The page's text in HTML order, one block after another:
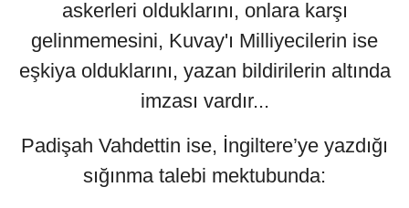
askerleri olduklarını, onlara karşı
gelinmemesini, Kuvay'ı Milliyecilerin ise
eşkiya olduklarını, yazan bildirilerin altında
imzası vardır...
Padişah Vahdettin ise, İngiltere’ye yazdığı
sığınma talebi mektubunda: